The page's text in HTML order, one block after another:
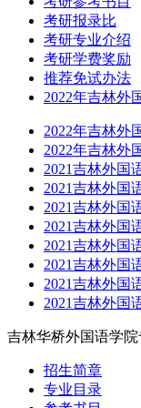
考研报录比
考研专业介绍
考研学费奖励
推荐免试办法
2022年吉林外
2022年吉林外
2022年吉林外
2021吉林外国
2021吉林外国
2021吉林外国
2021吉林外国
2021吉林外国
2021吉林外国
2021吉林外国
2021吉林外国
吉林华桥外国语学院
招生简章
专业目录